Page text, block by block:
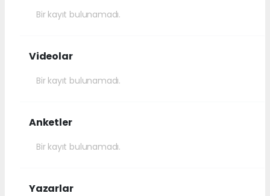
Bir kayıt bulunamadı.
Videolar
Bir kayıt bulunamadı.
Anketler
Bir kayıt bulunamadı.
Yazarlar